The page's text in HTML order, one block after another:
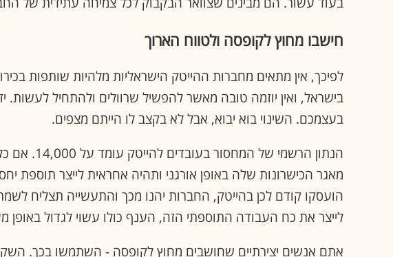
חישבו מחוץ לקופסה ולטווח הארוך
לפיכך, אין מתאים מחברות ההייטק הישראליות מלהיות שותפות
בישראל, ואין יוזמה טובה מאשר להפשיל שרוולים ולהתחיל
בעצמכם. השינוי בוא יבוא, אבל לא בקצב לו הייתם מצפים.
הנתון הרשמי
הועסקו קודם לכן בהייטק, החברות יהנו מכך והתעשייה תצליח
לייצר את כח העבודה התוספתי הזה, הענף כולו עשוי לגדול באופן
אתם אנשים יצירתיים שחושבים מחוץ לקופסה - השתמשו בכך.